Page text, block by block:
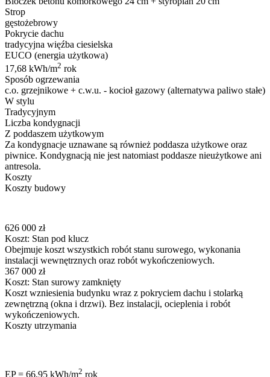
Strop
gęstożebrowy
Pokrycie dachu
tradycyjna więźba ciesielska
EUCO (energia użytkowa)
17,68 kWh/m2 rok
Sposób ogrzewania
c.o. grzejnikowe + c.w.u. - kocioł gazowy (alternatywa paliwo stałe)
W stylu
Tradycyjnym
Liczba kondygnacji
Z poddaszem użytkowym
Za kondygnacje uznawane są również poddasza użytkowe oraz
piwnice. Kondygnacją nie jest natomiast poddasze nieużytkowe ani
antresola.
Koszty
Koszty budowy
626 000 zł
Koszt: Stan pod klucz
Obejmuje koszt wszystkich robót stanu surowego, wykonania
instalacji wewnętrznych oraz robót wykończeniowych.
367 000 zł
Koszt: Stan surowy zamknięty
Koszt wzniesienia budynku wraz z pokryciem dachu i stolarką
zewnętrzną (okna i drzwi). Bez instalacji, ocieplenia i robót
wykończeniowych.
Koszty utrzymania
EP = 66,95 kWh/m2 rok